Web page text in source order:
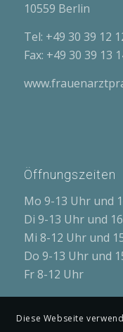
10559 Berlin
Tel: +49 30 39 12
Fax: +49 30 39 13
Öffnungszeiten
Mo 9-13 Uhr und
Di 9-13 Uhr und
Mi 8-12 Uhr und
Do 9-13 Uhr und
Fr 8-12 Uhr
Diese Webseite